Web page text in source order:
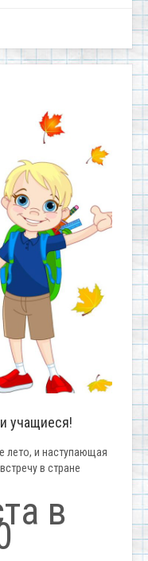
учащиеся!
лето, и наступающая
в стране
в